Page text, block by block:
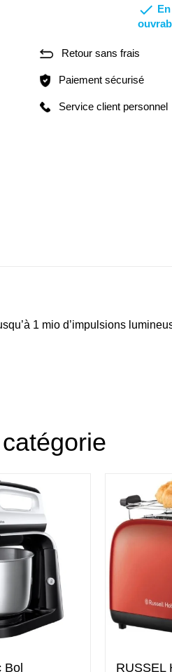

Retour sans frais
Paiement sécurisé
Service client personnel
1 mio d’impulsions
Bol
RUSSEL